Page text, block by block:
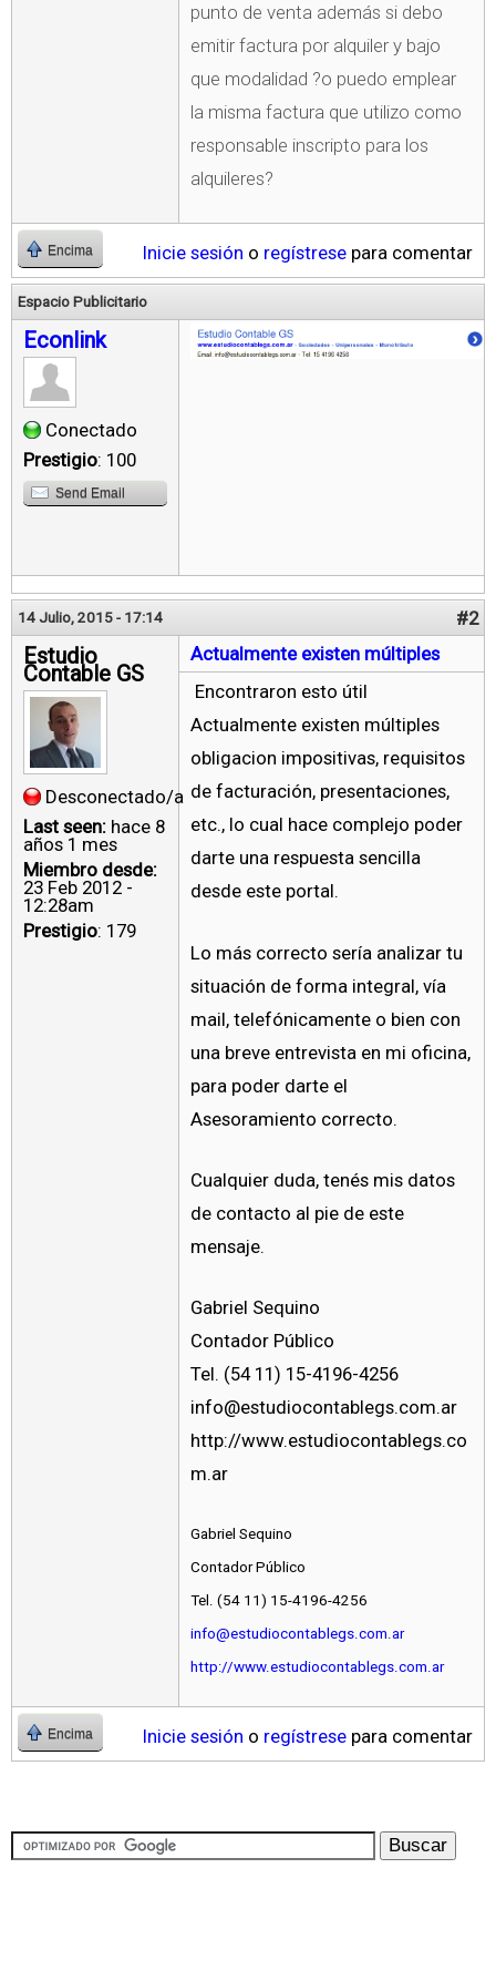
punto de venta además si debo
emitir factura por alquiler y bajo
que modalidad ?o puedo emplear
la misma factura que utilizo como
responsable inscripto para los
alquileres?
Encima Inicie sesión o regístrese para comentar
Espacio Publicitario
Econlink
Conectado
Prestigio: 100
Send Email
14 Julio, 2015 - 17:14 #2
Estudio
Contable GS
Desconectado/a
Last seen: hace 8
años 1 mes
Miembro desde:
23 Feb 2012 -
12:28am
Prestigio: 179
Actualmente existen múltiples
Encontraron esto útil
Actualmente existen múltiples
obligacion impositivas, requisitos
de facturación, presentaciones,
etc., lo cual hace complejo poder
darte una respuesta sencilla
desde este portal.
Lo más correcto sería analizar tu
situación de forma integral, vía
mail, telefónicamente o bien con
una breve entrevista en mi oficina,
para poder darte el
Asesoramiento correcto.
Cualquier duda, tenés mis datos
de contacto al pie de este
mensaje.
Gabriel Sequino
Contador Público
Tel. (54 11) 15-4196-4256
info@estudiocontablegs.com.ar
http://www.estudiocontablegs.co
m.ar
Gabriel Sequino
Contador Público
Tel. (54 11) 15-4196-4256
info@estudiocontablegs.com.ar
http://www.estudiocontablegs.com.ar
Encima Inicie sesión o regístrese para comentar